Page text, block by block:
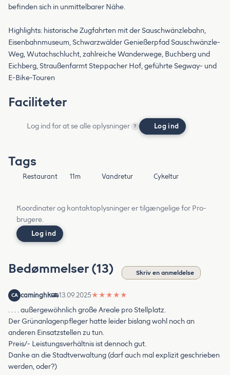
befinden sich in unmittelbarer Nähe.
Highlights: historische Zugfahrten mit der Sauschwänzlebahn,
Eisenbahnmuseum, Schwarzwälder Genießerpfad Sauschwänzle-
Weg, Wutachschlucht, zahlreiche Wanderwege, Buchberg und
Eichberg, Straußenfarmt Steppacher Hof, geführte Segway- und
E-Bike-Touren
Faciliteter
Log ind for at se alle oplysninger ? Log ind
Tags
Restaurant 11m Vandretur Cykeltur
Koordinater og kontaktoplysninger er tilgængelige for Pro-
brugere.
Log ind
Bedømmelser (13) Skriv en anmeldelse
CA caminghk 13.09.2025★ ★ ★ ★ ★
. . . . außergewöhnlich große Areale pro Stellplatz.
Der Grünanlagenpfleger hatte leider bislang wohl noch an
anderen Einsatzstellen zu tun.
Preis/- Leistungsverhältnis ist dennoch gut.
Danke an die Stadtverwaltung (darf auch mal explizit geschrieben
werden, oder?)